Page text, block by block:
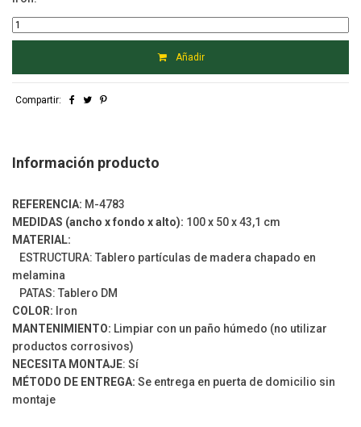
Añadir
Compartir:
Información producto
REFERENCIA: M-4783
MEDIDAS (ancho x fondo x alto): 100 x 50 x 43,1 cm
MATERIAL:
ESTRUCTURA: Tablero partículas de madera chapado en
melamina
PATAS: Tablero DM
COLOR: Iron
MANTENIMIENTO: Limpiar con un paño húmedo (no utilizar
productos corrosivos)
NECESITA MONTAJE: Sí
MÉTODO DE ENTREGA: Se entrega en puerta de domicilio sin
montaje